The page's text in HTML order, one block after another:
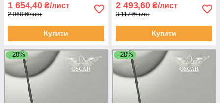
1 654,40 ₴/лист
2 068 ₴/лист
Купити
2 493,60 ₴/лист
3 117 ₴/лист
Купити
–20% –20%